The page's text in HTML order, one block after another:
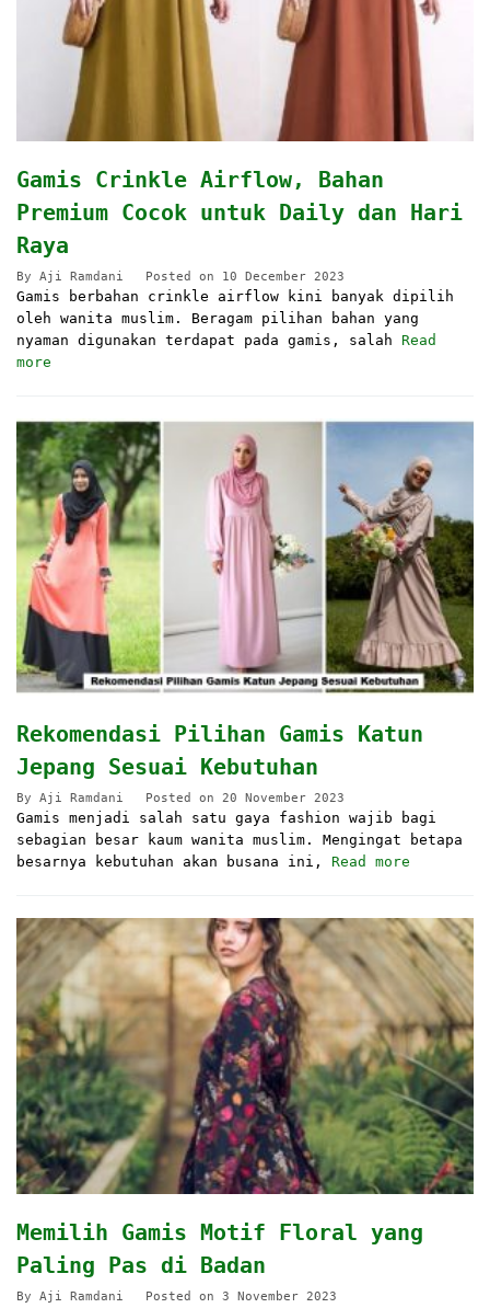
Gamis Crinkle Airflow, Bahan
Premium Cocok untuk Daily dan Hari
Raya
By Aji Ramdani Posted on 10 December 2023
Gamis berbahan crinkle airflow kini banyak dipilih
oleh wanita muslim. Beragam pilihan bahan yang
nyaman digunakan terdapat pada gamis, salah Read
more
Rekomendasi Pilihan Gamis Katun
Jepang Sesuai Kebutuhan
By Aji Ramdani Posted on 20 November 2023
Gamis menjadi salah satu gaya fashion wajib bagi
sebagian besar kaum wanita muslim. Mengingat betapa
besarnya kebutuhan akan busana ini, Read more
Memilih Gamis Motif Floral yang
Paling Pas di Badan
By Aji Ramdani Posted on 3 November 2023